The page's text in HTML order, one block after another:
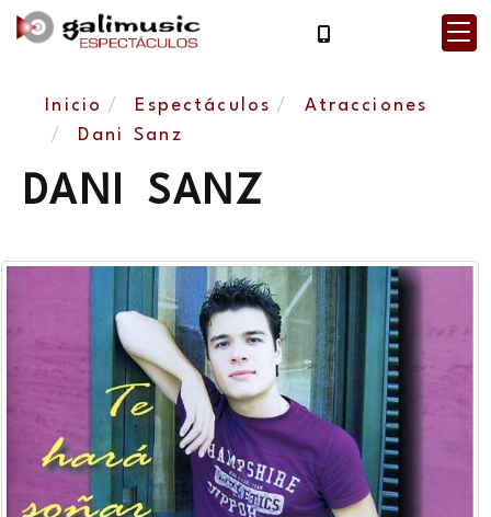
Inicio Espectáculos
Atracciones
Dani Sanz
DANI SANZ